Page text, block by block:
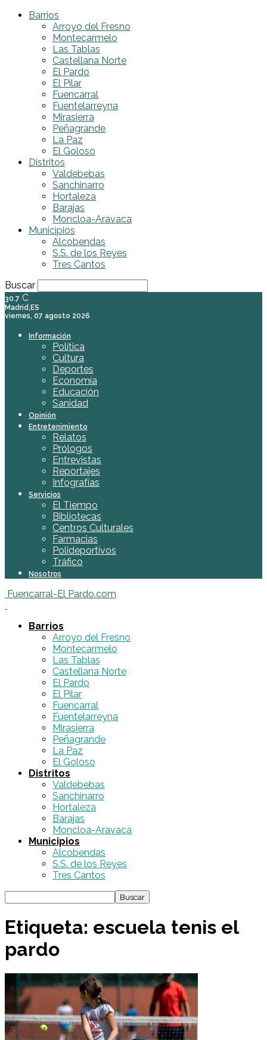
Barrios
Arroyo del Fresno
Montecarmelo
Las Tablas
Castellana Norte
El Pardo
El Pilar
Fuencarral
Fuentelarreyna
Mirasierra
Peñagrande
La Paz
El Goloso
Distritos
Valdebebas
Sanchinarro
Hortaleza
Barajas
Moncloa-Aravaca
Municipios
Alcobendas
S.S. de los Reyes
Tres Cantos
Buscar
30.7 C
Madrid,ES
viernes, 07 agosto 2026
Información
Política
Cultura
Deportes
Economía
Educación
Sanidad
Opinión
Entretenimiento
Relatos
Prólogos
Entrevistas
Reportajes
Infografías
Servicios
El Tiempo
Bibliotecas
Centros Culturales
Farmacias
Polideportivos
Tráfico
Nosotros
Fuencarral-El Pardo.com
Barrios
Arroyo del Fresno
Montecarmelo
Las Tablas
Castellana Norte
El Pardo
El Pilar
Fuencarral
Fuentelarreyna
Mirasierra
Peñagrande
La Paz
El Goloso
Distritos
Valdebebas
Sanchinarro
Hortaleza
Barajas
Moncloa-Aravaca
Municipios
Alcobendas
S.S. de los Reyes
Tres Cantos
Etiqueta: escuela tenis el
pardo